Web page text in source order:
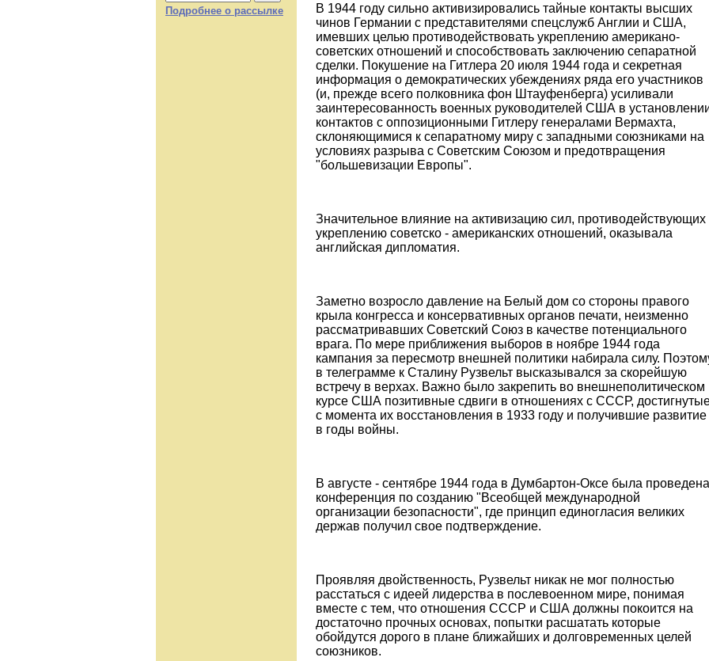
Подробнее о рассылке
В 1944 году сильно активизировались тайные контакты высших
чинов Германии с представителями спецслужб Англии и США,
имевших целью противодействовать укреплению американо-
советских отношений и способствовать заключению сепаратной
сделки. Покушение на Гитлера 20 июля 1944 года и секретная
информация о демократических убеждениях ряда его участников
(и, прежде всего полковника фон Штауфенберга) усиливали
заинтересованность военных руководителей США в
контактов с оппозиционными Гитлеру генералами Вермахта,
склоняющимися к сепаратному миру с западными союзниками на
условиях разрыва с Советским Союзом и предотвращения
"большевизации Европы".
Значительное влияние на активизацию сил, противодействующих
укреплению советско - американских отношений, оказывала
английская дипломатия.
Заметно возросло давление на Белый дом со стороны правого
крыла конгресса и консервативных органов печати, неизменно
рассматривавших Советский Союз в качестве потенциального
врага. По мере приближения выборов в ноябре 1944 года
кампания за пересмотр внешней политики набирала силу.
в телеграмме к Сталину Рузвельт высказывался за скорейшую
встречу в верхах. Важно было закрепить во внешнеполитическом
курсе США позитивные сдвиги в отношениях с СССР,
с момента их восстановления в 1933 году и получившие развитие
в годы войны.
В августе - сентябре 1944 года в Думбартон-Оксе была проведена
конференция по созданию "Всеобщей международной
организации безопасности", где принцип единогласия великих
держав получил свое подтверждение.
Проявляя двойственность, Рузвельт никак не мог полностью
расстаться с идеей лидерства в послевоенном мире, понимая
вместе с тем, что отношения СССР и США должны покоится на
достаточно прочных основах, попытки расшатать которые
обойдутся дорого в плане ближайших и долговременных целей
союзников.